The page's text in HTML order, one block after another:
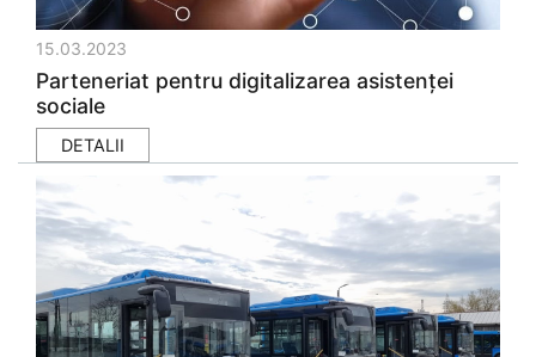
15.03.2023
Parteneriat pentru digitalizarea asistenței
sociale
DETALII